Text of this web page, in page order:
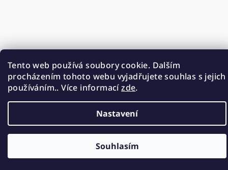
Tento web používá soubory cookie. Dalším
procházením tohoto webu vyjadřujete souhlas s jejich
používáním.. Více informacízde.
Nastavení
Souhlasím